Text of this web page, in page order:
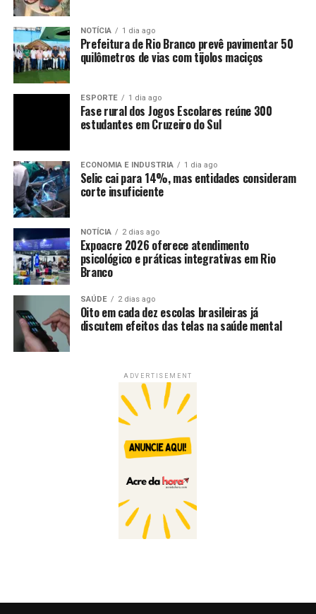
NOTÍCIA 1 dia ago
Prefeitura de Rio Branco prevê pavimentar 50
quilômetros de vias com tijolos maciços
ESPORTE 1 dia ago
Fase rural dos Jogos Escolares reúne 300
estudantes em Cruzeiro do Sul
ECONOMIA E INDUSTRIA 1 dia ago
Selic cai para 14%, mas entidades consideram
corte insuficiente
NOTÍCIA 2 dias ago
Expoacre 2026 oferece atendimento
psicológico e práticas integrativas em Rio
Branco
SAÚDE 2 dias ago
Oito em cada dez escolas brasileiras já
discutem efeitos das telas na saúde mental
ADVERTISEMENT